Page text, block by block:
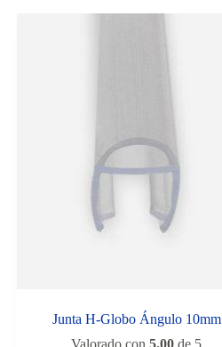
Junta H-Globo Ángulo 10mm
Valorado con5.00 de 5